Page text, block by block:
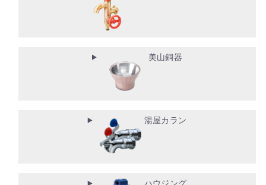
美山銅器
湯屋カラン